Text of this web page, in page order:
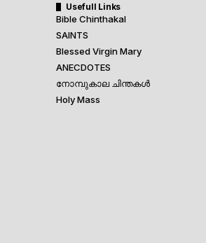
Usefull Links
Bible Chinthakal
SAINTS
Blessed Virgin Mary
ANECDOTES
നോമ്പുകാല ചിന്തകൾ
Holy Mass